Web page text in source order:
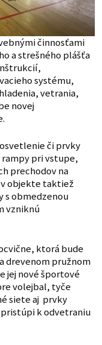
činnosťami
a strešného plášťa
systému,
vetrania,
novej
či prvky
pri vstupe,
prechodov na
v objekte taktiež
s obmedzenou
vzniknú
ktorá bude
drevenom pružnom
jej nové športové
volejbal, tyče
siete aj prvky
pristúpi k odvetraniu